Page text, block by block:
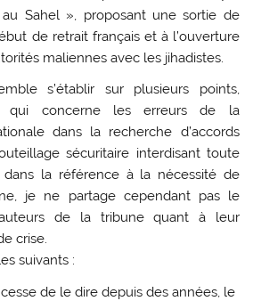
Sahel », proposant une sortie de
de retrait français et à l’ouverture
maliennes avec les jihadistes.
s’établir sur plusieurs points,
qui concerne les erreurs de la
dans la recherche d’accords
sécuritaire interdisant toute
la référence à la nécessité de
je ne partage cependant pas le
de la tribune quant à leur
crise.
suivants :
de le dire depuis des années, le